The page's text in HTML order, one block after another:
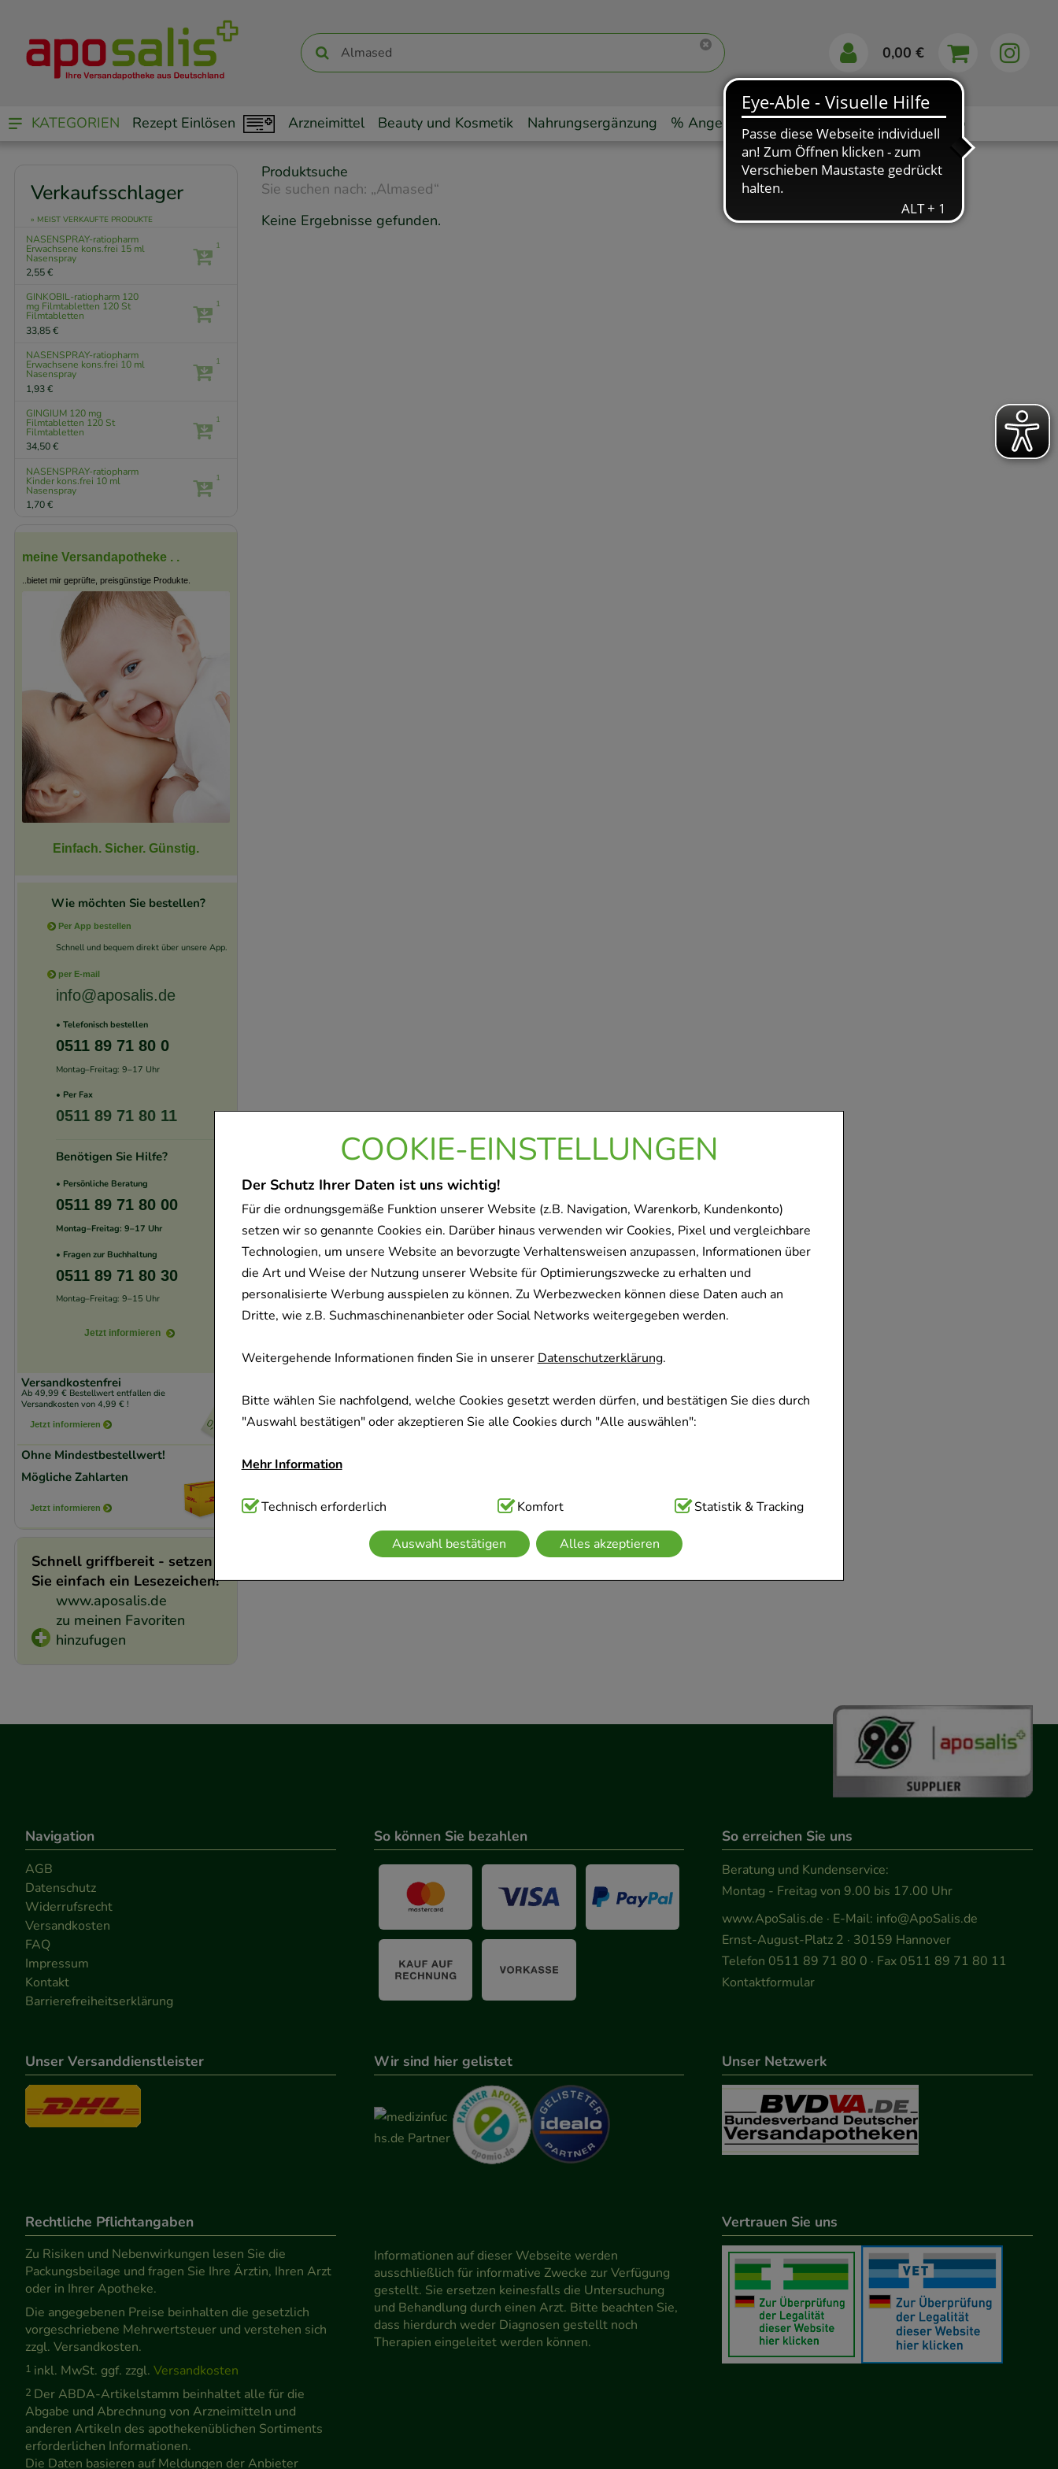
COOKIE-EINSTELLUNGEN
Der Schutz Ihrer Daten ist uns wichtig!
Für die ordnungsgemäße Funktion unserer Website (z.B. Navigation, Warenkorb, Kundenkonto)
setzen wir so genannte Cookies ein. Darüber hinaus verwenden wir Cookies, Pixel und vergleichbare
Technologien, um unsere Website an bevorzugte Verhaltensweisen anzupassen, Informationen über
die Art und Weise der Nutzung unserer Website für Optimierungszwecke zu erhalten und
personalisierte Werbung ausspielen zu können. Zu Werbezwecken können diese Daten auch an
Dritte, wie z.B. Suchmaschinenanbieter oder Social Networks weitergegeben werden.
Weitergehende Informationen finden Sie in unsererDatenschutzerklärung.
Bitte wählen Sie nachfolgend, welche Cookies gesetzt werden dürfen, und bestätigen Sie dies durch
"Auswahl bestätigen" oder akzeptieren Sie alle Cookies durch "Alle auswählen":
Mehr Information
Technisch Notwendig:Hierbei handelt es sich um Cookies, die für die Grundfunktionen unserer
Website notwendig sind (z.B. Navigation, Warenkorb, Kundenkonto), weshalb auf diese nicht
verzichtet werden kann.
Technisch erforderlich Komfort Statistik & Tracking
Auswahl bestätigen Alles akzeptieren
0,00 €
KATEGORIEN Rezept Einlösen Arzneimittel Beauty und Kosmetik Nahrungsergänzung % Angebote Markenshops Ratgeber App
Produktsuche
Sie suchen nach: „Almased“
Keine Ergebnisse gefunden.
Verkaufsschlager
» MEIST VERKAUFTE PRODUKTE
NASENSPRAY-ratiopharm
Erwachsene kons.frei 15 ml
Nasenspray
2,55 €
1
GINKOBIL-ratiopharm 120
mg Filmtabletten 120 St
Filmtabletten
33,85 €
1
NASENSPRAY-ratiopharm
Erwachsene kons.frei 10 ml
Nasenspray
1,93 €
1
GINGIUM 120 mg
Filmtabletten 120 St
Filmtabletten
34,50 €
1
NASENSPRAY-ratiopharm
Kinder kons.frei 10 ml
Nasenspray
1,70 €
1
meine Versandapotheke . .
..bietet mir geprüfte, preisgünstige Produkte.
Einfach. Sicher. Günstig.
Wie möchten Sie bestellen?
Per App bestellen
Schnell und bequem direkt über unsere App.
per E-mail
info@aposalis.de
• Telefonisch bestellen
0511 89 71 80 0
Montag–Freitag: 9–17 Uhr
• Per Fax
0511 89 71 80 11
Benötigen Sie Hilfe?
• Persönliche Beratung
0511 89 71 80 00
Montag–Freitag: 9–17 Uhr
• Fragen zur Buchhaltung
0511 89 71 80 30
Montag–Freitag: 9–15 Uhr
Jetzt informieren
Versandkostenfrei
Ab 49,99 € Bestellwert entfallen die
Versandkosten von 4,99 € !
Jetzt informieren
Ohne Mindestbestellwert!
Mögliche Zahlarten
Jetzt informieren
Schnell griffbereit - setzen
Sie einfach ein Lesezeichen!
www.aposalis.de
zu meinen Favoriten
hinzufugen
Navigation
AGB
Datenschutz
Widerrufsrecht
Versandkosten
FAQ
Impressum
Kontakt
Barrierefreiheitserklärung
So können Sie bezahlen So erreichen Sie uns
Beratung und Kundenservice:
Montag - Freitag von 9.00 bis 17.00 Uhr
www.ApoSalis.de · E-Mail: info@ApoSalis.de
Ernst-August-Platz 2 · 30159 Hannover
Telefon 0511 89 71 80 0 · Fax 0511 89 71 80 11
Kontaktformular
Unser Versanddienstleister Wir sind hier gelistet Unser Netzwerk
Rechtliche Pflichtangaben
Zu Risiken und Nebenwirkungen lesen Sie die
Packungsbeilage und fragen Sie Ihre Ärztin, Ihren Arzt
oder in Ihrer Apotheke.
Die angegebenen Preise beinhalten die gesetzlich
vorgeschriebene Mehrwertsteuer und verstehen sich
zzgl. Versandkosten.
1 inkl. MwSt. ggf. zzgl. Versandkosten
2 Der ABDA-Artikelstamm beinhaltet alle für die
Abgabe und Abrechnung von Arzneimitteln und
anderen Artikeln des apothekenüblichen Sortiments
erforderlichen Informationen.
Die Daten basieren auf Meldungen der Anbieter
Informationen auf dieser Webseite werden
ausschließlich für informative Zwecke zur Verfügung
gestellt. Sie ersetzen keinesfalls die Untersuchung
und Behandlung durch einen Arzt. Bitte beachten Sie,
dass hierdurch weder Diagnosen gestellt noch
Therapien eingeleitet werden können.
Vertrauen Sie uns